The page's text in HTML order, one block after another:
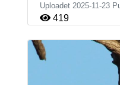
Uploadet 2025-11-23
419